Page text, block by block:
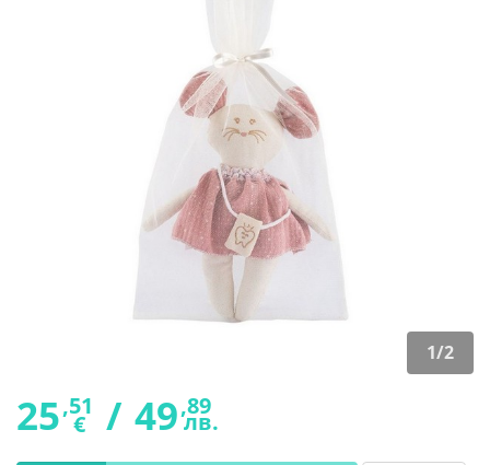
1/2
25,51
€ / 49,89
лв.